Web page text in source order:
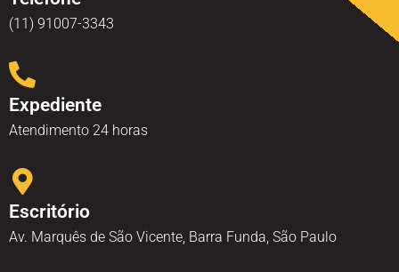
(11) 91007-3343
Expediente
Atendimento 24 horas
Escritório
Av. Marquês de São Vicente, Barra Funda, São Paulo